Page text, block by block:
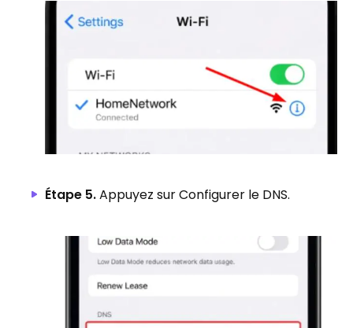
Étape 5.Appuyez sur Configurer le DNS.